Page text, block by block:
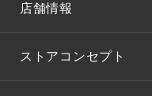
店舗情報
ストアコンセプト